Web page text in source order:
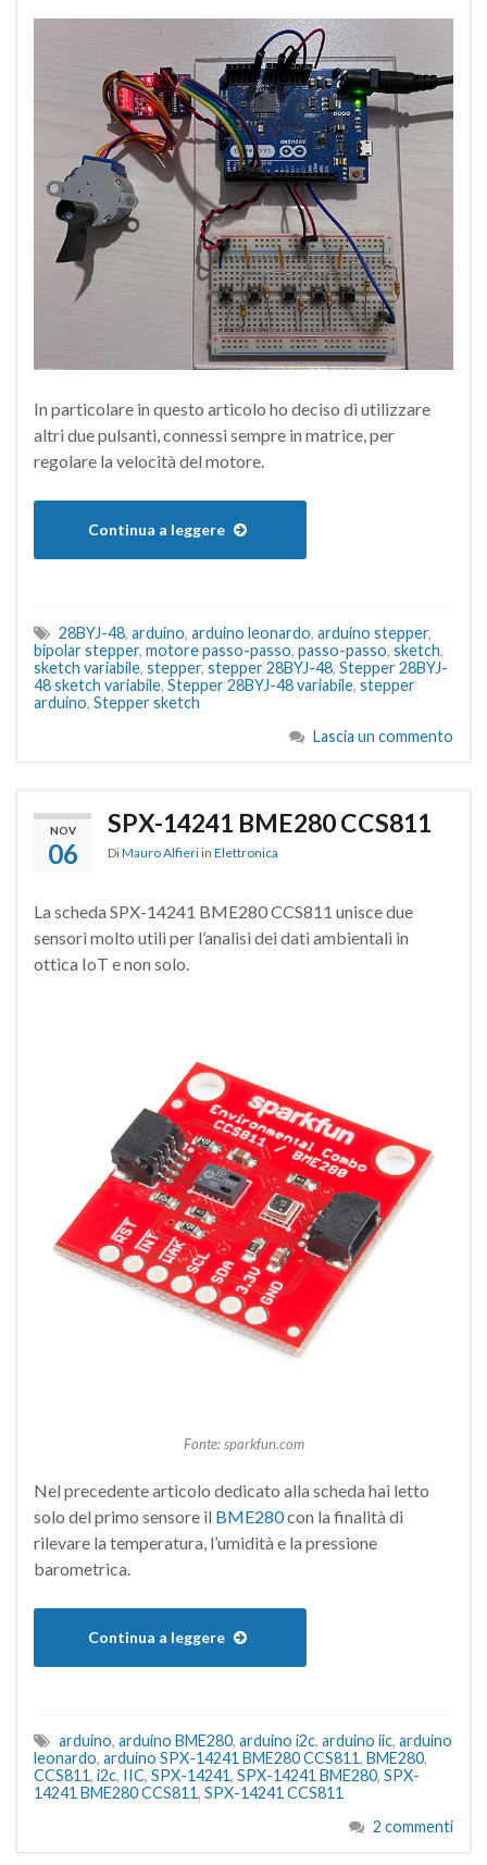
In particolare in questo articolo ho deciso di utilizzare
altri due pulsanti, connessi sempre in matrice, per
regolare la velocità del motore.
Continua a leggere
28BYJ-48, arduino, arduino leonardo, arduino stepper,
bipolar stepper, motore passo-passo, passo-passo, sketch,
sketch variabile, stepper, stepper 28BYJ-48, Stepper 28BYJ-
48 sketch variabile, Stepper 28BYJ-48 variabile, stepper
arduino, Stepper sketch
Lascia un commento
NOV
06
SPX-14241 BME280 CCS811
DiMauro Alfieri in Elettronica
La scheda SPX-14241 BME280 CCS811 unisce due
sensori molto utili per l’analisi dei dati ambientali in
ottica IoT e non solo.
Fonte: sparkfun.com
Nel precedente articolo dedicato alla scheda hai letto
solo del primo sensore il BME280con la finalità di
rilevare la temperatura, l’umidità e la pressione
barometrica.
Continua a leggere
arduino, arduino BME280, arduino i2c, arduino iic, arduino
leonardo, arduino SPX-14241 BME280 CCS811, BME280,
CCS811, i2c, IIC, SPX-14241, SPX-14241 BME280, SPX-
14241 BME280 CCS811, SPX-14241 CCS811
2 commenti